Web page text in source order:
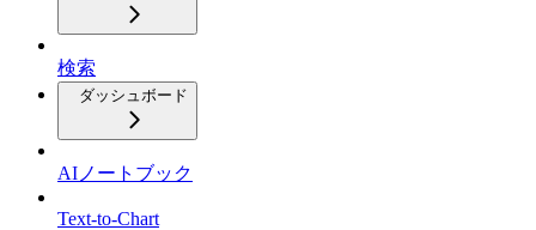
検索
ダッシュボード
AIノートブック
Text-to-Chart